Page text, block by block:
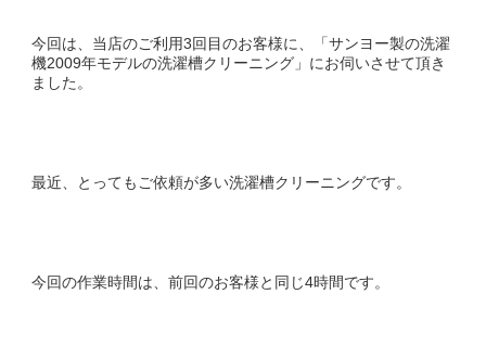
今回は、当店のご利用3回目のお客様に、「サンヨー製の洗濯
機2009年モデルの洗濯槽クリーニング」にお伺いさせて頂き
ました。
最近、とってもご依頼が多い洗濯槽クリーニングです。
今回の作業時間は、前回のお客様と同じ4時間です。